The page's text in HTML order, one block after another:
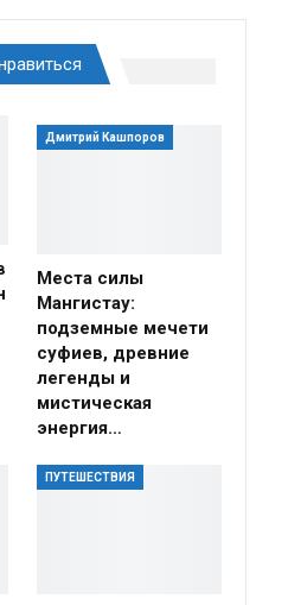
Дмитрий Кашпоров
Места силы
Мангистау:
подземные мечети
суфиев, древние
легенды и
мистическая
энергия…
ПУТЕШЕСТВИЯ